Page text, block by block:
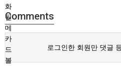
화
된
메
카
드
볼
Comments
로그인한 회원만 댓글